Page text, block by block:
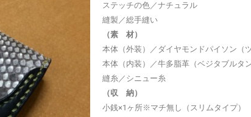
ステッチの色／ナチュラル
縫製／総手縫い
（素 材）
本体（外装）／ダイヤモンドパイソン（
本体（内装）／牛多脂革（ベジタブルタ
縫糸／シニュー糸
（収 納）
小銭×1ヶ所※マチ無し（スリムタイプ）